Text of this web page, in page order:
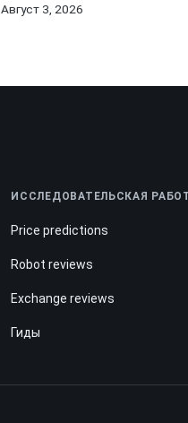
Август 3, 2026
ИССЛЕДОВАТЕЛЬСКАЯ
Price predictions
Robot reviews
Exchange reviews
Гиды